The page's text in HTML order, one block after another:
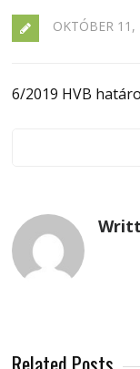
OKTÓBER 11,
6/2019 HVB